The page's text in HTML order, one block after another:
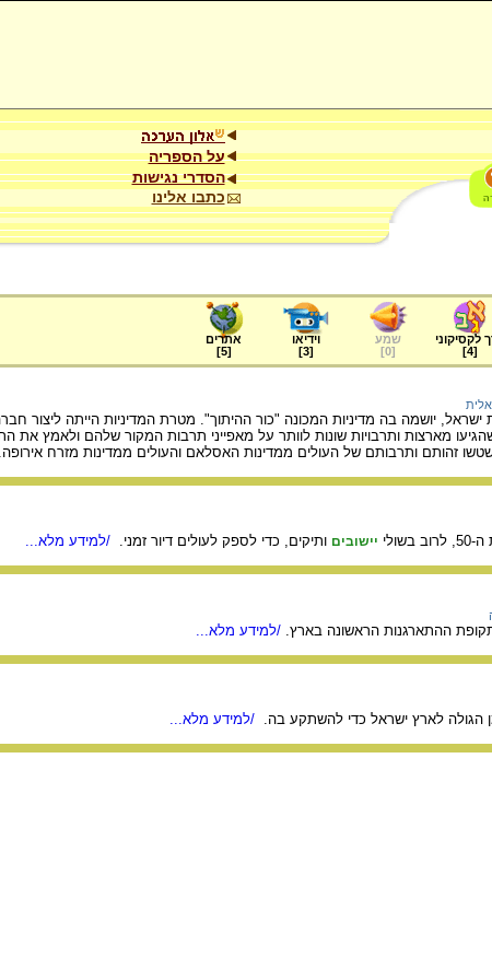
על הספריה
הסדרי נגישות
כתבו אלינו
לקסיקוני
[
4
]
שמע
[
0
]
וידיאו
[
3
]
אתרים
[
5
]
יושמה בה מדיניות המכונה "כור ההיתוך". מטרת המדיניות הייתה ליצור
מארצות ותרבויות שונות לוותר על מאפייני תרבות המקור שלהם ולאמץ את
זהותם ותרבותם של העולים ממדינות האסלאם והעולים ממדינות מזרח אירופה.
יישובים ותיקים, כדי לספק לעולים דיור זמני. /למידע מלא...
ההתארגנות הראשונה בארץ. /למידע מלא...
הגולה לארץ ישראל כדי להשתקע בה. /למידע מלא...